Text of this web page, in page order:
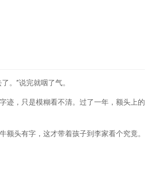
。”说完就咽了气。
迹，只是模糊看不清。过了一年，额头上的
头有字，这才带着孩子到李家看个究竟。